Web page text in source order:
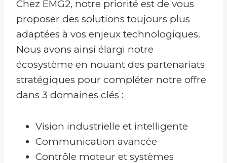
Chez EMG2, notre priorité est de vous
proposer des solutions toujours plus
adaptées à vos enjeux technologiques.
Nous avons ainsi élargi notre
écosystème en nouant des partenariats
stratégiques pour compléter notre offre
dans 3 domaines clés :
Vision industrielle et intelligente
Communication avancée
Contrôle moteur et systèmes